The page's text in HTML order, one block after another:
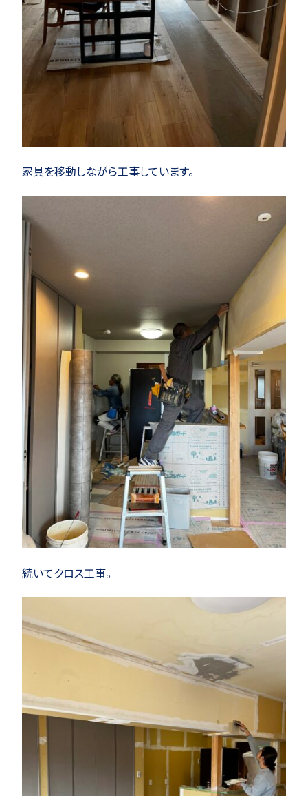
家具を移動しながら工事しています。
続いてクロス工事。